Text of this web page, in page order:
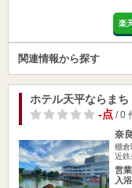
楽
関連情報から探す
ホテル天平ならまち
-点/ 0
奈
棚
近鉄
営
入